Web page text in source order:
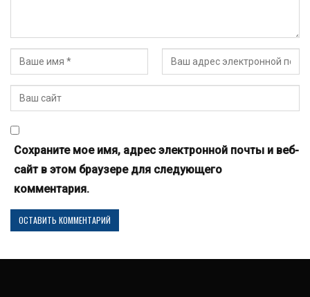
Сохраните мое имя, адрес электронной почты и веб-
сайт в этом браузере для следующего
комментария.